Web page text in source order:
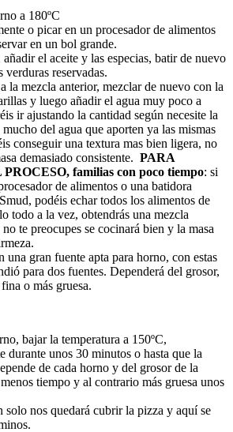
a 180ºC
o picar en un procesador de alimentos
en un bol grande.
el aceite y las especias, batir de nuevo
verduras reservadas.
la mezcla anterior, mezclar de nuevo con la
y luego añadir el agua muy poco a
ir ajustando la cantidad según necesite la
mucho del agua que aporten ya las mismas
conseguir una textura mas bien ligera, no
demasiado consistente. PARA
familias con poco tiempo: si
de alimentos o una batidora
podéis echar todos los alimentos de
todo a la vez, obtendrás una mezcla
te preocupes se cocinará bien y la masa
una gran fuente apta para horno, con estas
para dos fuentes. Dependerá del grosor,
o más gruesa.
bajar la temperatura a 150ºC,
durante unos 30 minutos o hasta que la
de cada horno y del grosor de la
tiempo y al contrario más gruesa unos
solo nos quedará cubrir la pizza y aquí se